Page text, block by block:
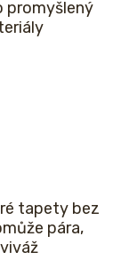
promyšlený
tapety bez
pára,